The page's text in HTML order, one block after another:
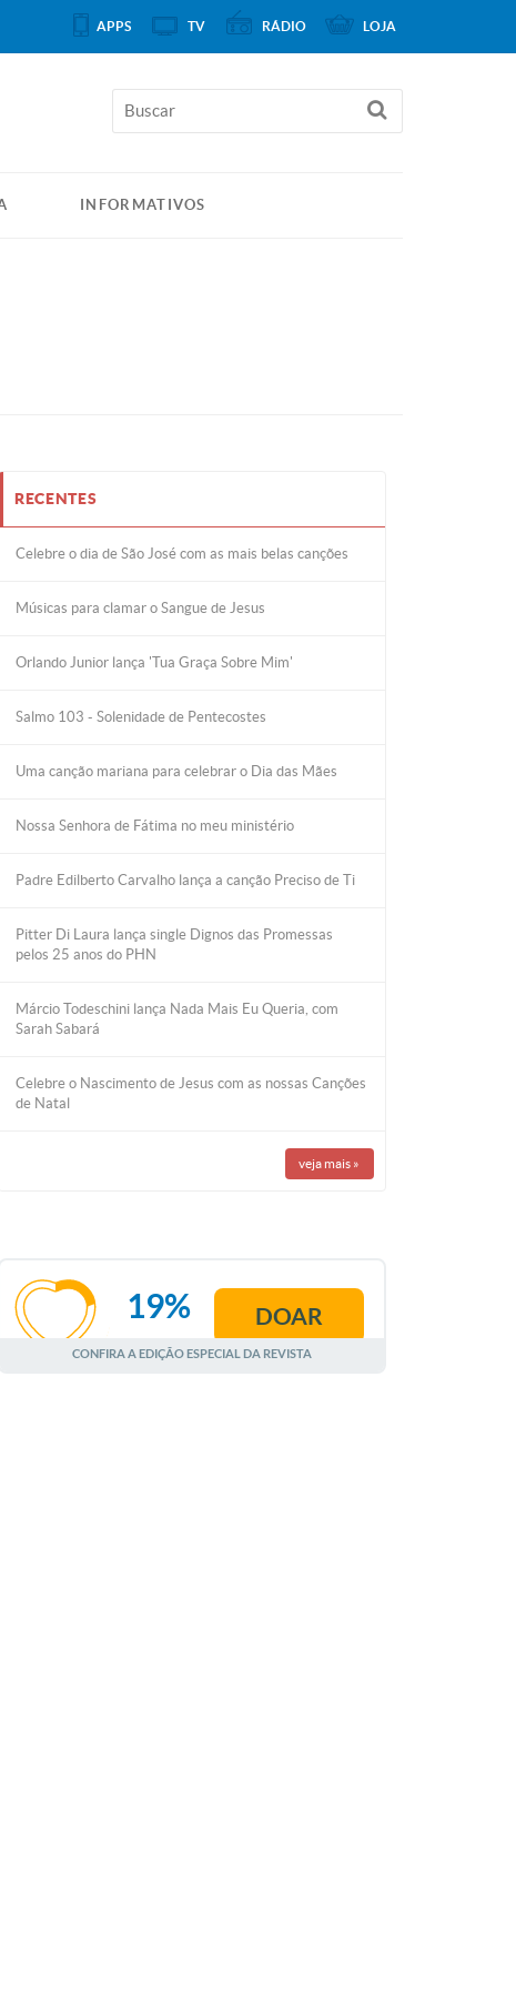
INFORMATIVOS
RECENTES
Celebre o dia de São José com as mais belas canções
Músicas para clamar o Sangue de Jesus
Orlando Junior lança 'Tua Graça Sobre Mim'
Salmo 103 - Solenidade de Pentecostes
Uma canção mariana para celebrar o Dia das Mães
Nossa Senhora de Fátima no meu ministério
Padre Edilberto Carvalho lança a canção Preciso de Ti
Pitter Di Laura lança single Dignos das Promessas
pelos 25 anos do PHN
Márcio Todeschini lança Nada Mais Eu Queria, com
Sarah Sabará
Celebre o Nascimento de Jesus com as nossas Canções
de Natal
veja mais »
AGOSTO
19% DOAR
CONFIRA A EDIÇÃO ESPECIAL DA REVISTA
APPS TV RÁDIO LOJA